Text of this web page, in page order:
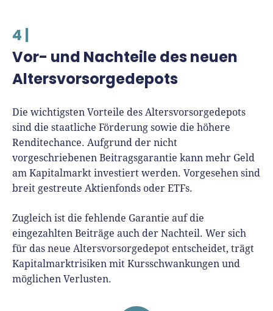
4 |
Vor- und Nachteile des neuen
Altersvorsorgedepots
Die wichtigsten Vorteile des Altersvorsorgedepots
sind die staatliche Förderung sowie die höhere
Renditechance. Aufgrund der nicht
vorgeschriebenen Beitragsgarantie kann mehr Geld
am Kapitalmarkt investiert werden. Vorgesehen sind
breit gestreute Aktienfonds oder ETFs.
Zugleich ist die fehlende Garantie auf die
eingezahlten Beiträge auch der Nachteil. Wer sich
für das neue Altersvorsorgedepot entscheidet, trägt
Kapitalmarktrisiken mit Kursschwankungen und
möglichen Verlusten.